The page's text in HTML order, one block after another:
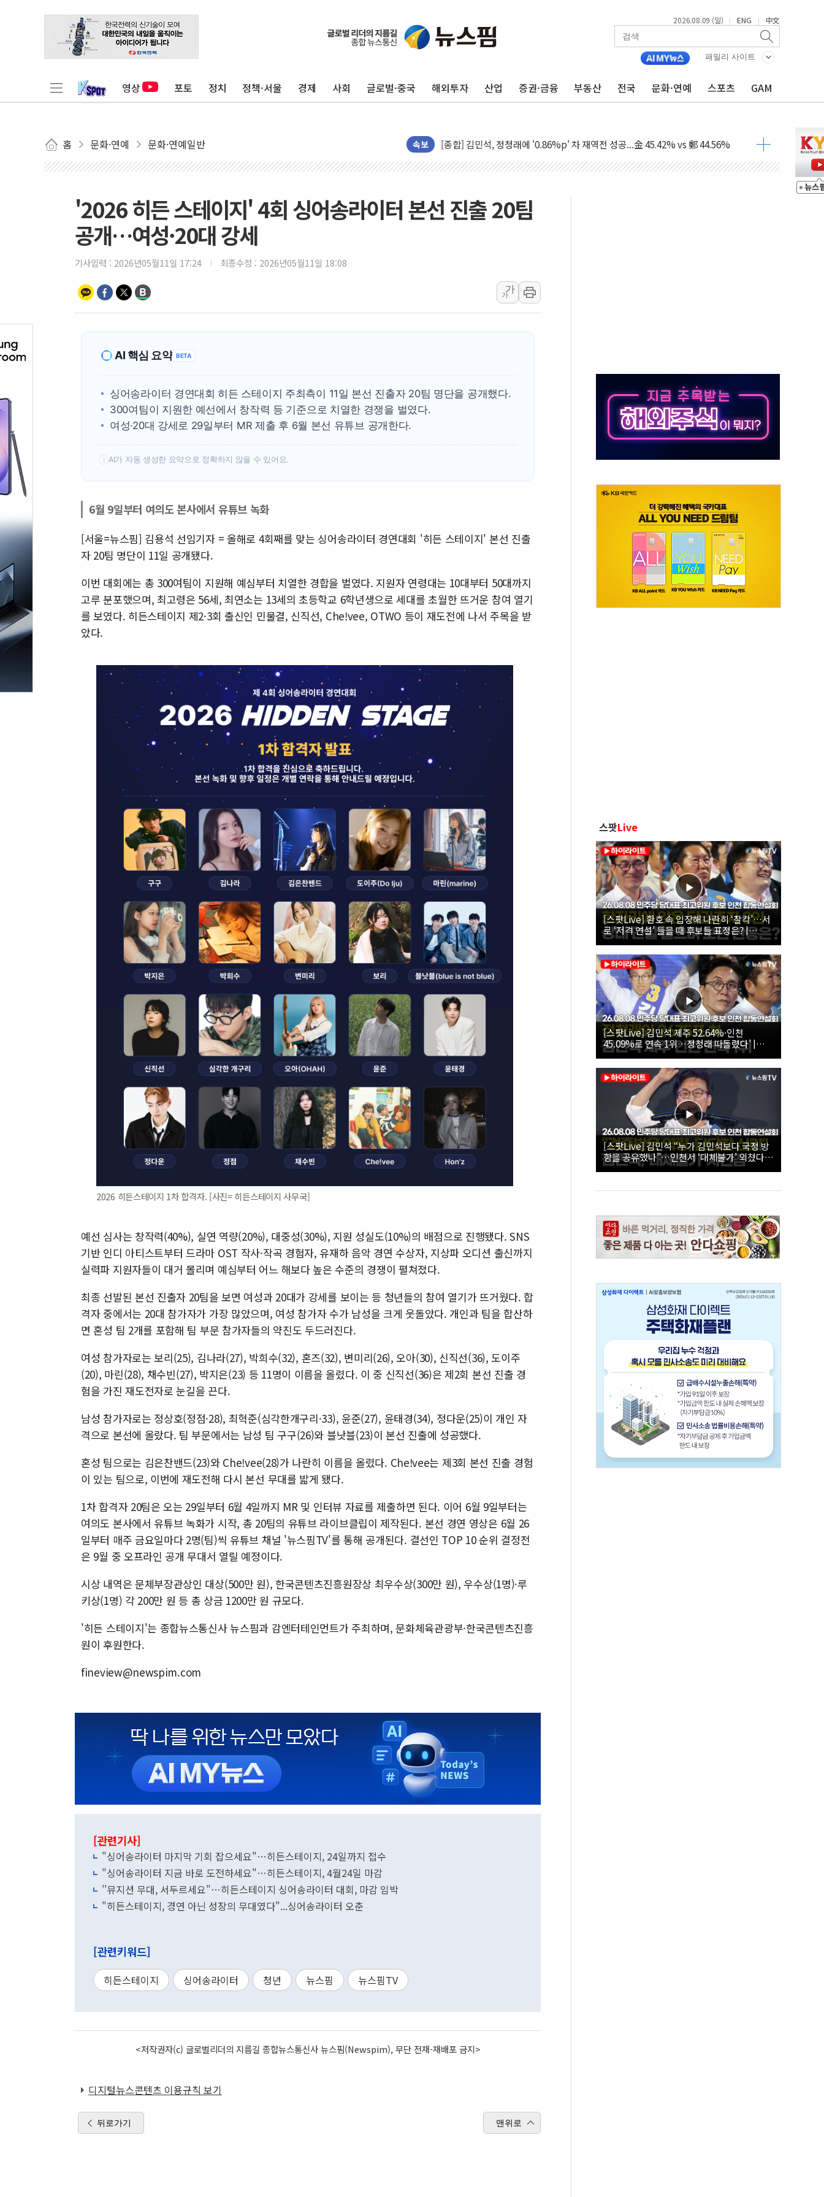
2026.08.09 (일) | ENG | 中文
패밀리 사이트
영상 포토 정치 정책·서울 경제 사회 글로벌·중국 해외투자 산업 증권·금융 부동산 전국 문화·연예 스포츠 GAM
홈 문화·연예 문화·연예일반 속보
포항시 재난예산 40억 긴급 투입…고수온 양식장 복구·지원 '총력'
울진·영덕 '호우특보'-포항 '산사태 주의보'...경북도, 호우 피해·통제구간 없어
인천 합동연설회 나선 송영길·정청래·김민석 당대표 후보
김민석, 2주차 제주·인천 경선서 정청래에 승리...47.75% vs 42.08%
[속보] 민주, 제주·인천 경선 결과 발표...김민석 47.75% 정청래 42.08%
[속보] 민주, 인천 경선 결과 발표...김민석 45.09% 정청래 43.27% 송영길 11.63%
강릉·동해·삼척 시간당 최대 50㎜ 폭우…강원 동해안 강한 비 이어져
폐기물 수거하다 참변…60대 환경미화원 수거차에 치여 사망
추미애, '위안부' 피해자 기림의 날 참석..."국제적 시민 연대로 목소리 내야"
인천 선재도 갯벌서 해루질 중 실종 60대 나흘만에 숨진 채 발견
인천서 말다툼 중 어머니 흉기 살해 10대 아들 체포
'화합' 꺼낸 김민석에 '뻔뻔' 받아친 정청래…제주 연설서 신경전 고조
'2026 히든 스테이지' 4회 싱어송라이터 본선 진출 20팀
공개…여성·20대 강세
기사입력 : 2026년05월11일 17:24 최종수정 : 2026년05월11일 18:08
가
가
AI 핵심 요약 BETA
싱어송라이터 경연대회 히든 스테이지 주최측이 11일 본선 진출자 20팀 명단을 공개했다.
300여팀이 지원한 예선에서 창작력 등 기준으로 치열한 경쟁을 벌였다.
여성·20대 강세로 29일부터 MR 제출 후 6월 본선 유튜브 공개한다.
! AI가 자동 생성한 요약으로 정확하지 않을 수 있어요.
6월 9일부터 여의도 본사에서 유튜브 녹화
[서울=뉴스핌] 김용석 선임기자 = 올해로 4회째를 맞는 싱어송라이터 경연대회 '히든 스테이지' 본선 진출
자 20팀 명단이 11일 공개됐다.
이번 대회에는 총 300여팀이 지원해 예심부터 치열한 경합을 벌였다. 지원자 연령대는 10대부터 50대까지
고루 분포했으며, 최고령은 56세, 최연소는 13세의 초등학교 6학년생으로 세대를 초월한 뜨거운 참여 열기
를 보였다. 히든스테이지 제2·3회 출신인 민물결, 신직선, Che!vee, OTWO 등이 재도전에 나서 주목을 받
았다.
2026 히든스테이지 1차 합격자. [사진= 히든스테이지 사무국]
예선 심사는 창작력(40%), 실연 역량(20%), 대중성(30%), 지원 성실도(10%)의 배점으로 진행됐다. SNS
기반 인디 아티스트부터 드라마 OST 작사·작곡 경험자, 유재하 음악 경연 수상자, 지상파 오디션 출신까지
실력파 지원자들이 대거 몰리며 예심부터 어느 해보다 높은 수준의 경쟁이 펼쳐졌다.
최종 선발된 본선 진출자 20팀을 보면 여성과 20대가 강세를 보이는 등 청년들의 참여 열기가 뜨거웠다. 합
격자 중에서는 20대 참가자가 가장 많았으며, 여성 참가자 수가 남성을 크게 웃돌았다. 개인과 팀을 합산하
면 혼성 팀 2개를 포함해 팀 부문 참가자들의 약진도 두드러진다.
여성 참가자로는 보리(25), 김나라(27), 박희수(32), 혼즈(32), 변미리(26), 오아(30), 신직선(36), 도이주
(20), 마린(28), 채수빈(27), 박지은(23) 등 11명이 이름을 올렸다. 이 중 신직선(36)은 제2회 본선 진출 경
험을 가진 재도전자로 눈길을 끈다.
남성 참가자로는 정상호(정점·28), 최혁준(심각한개구리·33), 윤준(27), 윤태경(34), 정다운(25)이 개인 자
격으로 본선에 올랐다. 팀 부문에서는 남성 팀 구구(26)와 블낫블(23)이 본선 진출에 성공했다.
혼성 팀으로는 김은찬밴드(23)와 Che!vee(28)가 나란히 이름을 올렸다. Che!vee는 제3회 본선 진출 경험
이 있는 팀으로, 이번에 재도전해 다시 본선 무대를 밟게 됐다.
1차 합격자 20팀은 오는 29일부터 6월 4일까지 MR 및 인터뷰 자료를 제출하면 된다. 이어 6월 9일부터는
여의도 본사에서 유튜브 녹화가 시작, 총 20팀의 유튜브 라이브클립이 제작된다. 본선 경연 영상은 6월 26
일부터 매주 금요일마다 2명(팀)씩 유튜브 채널 '뉴스핌TV'를 통해 공개된다. 결선인 TOP 10 순위 결정전
은 9월 중 오프라인 공개 무대서 열릴 예정이다.
시상 내역은 문체부장관상인 대상(500만 원), 한국콘텐츠진흥원장상 최우수상(300만 원), 우수상(1명)·루
키상(1명) 각 200만 원 등 총 상금 1200만 원 규모다.
'히든 스테이지'는 종합뉴스통신사 뉴스핌과 감엔터테인먼트가 주최하며, 문화체육관광부·한국콘텐츠진흥
원이 후원한다.
fineview@newspim.com
[관련기사]
"싱어송라이터 마지막 기회 잡으세요"…히든스테이지, 24일까지 접수
"싱어송라이터 지금 바로 도전하세요"…히든스테이지, 4월24일 마감
''뮤지션 무대, 서두르세요"…히든스테이지 싱어송라이터 대회, 마감 임박
"히든스테이지, 경연 아닌 성장의 무대였다"...싱어송라이터 오춘
[관련키워드]
히든스테이지 싱어송라이터 청년 뉴스핌 뉴스핌TV
<저작권자(c) 글로벌리더의 지름길 종합뉴스통신사 뉴스핌(Newspim), 무단 전재-재배포 금지>
디지털뉴스콘텐츠 이용규칙 보기
뒤로가기 맨위로
스팟Live
[스팟Live] 환호 속 입장해 나란히 ‘찰칵’…서
로 ‘저격 연설’ 들을 때 후보들 표정은? |
26.08.08 더불어민주당 당대표·최고위원 후
보 인천 합동연설회
[스팟Live] 김민석 제주 52.64%·인천
45.09%로 연속 1위…정청래 따돌렸다’ |
26.08.08 더불어민주당 당대표·최고위원 후
보 인천 합동연설회
[스팟Live] 김민석 “누가 김민석보다 국정 방
향을 공유했나”…인천서 ‘대체불가’ 외쳤다 |
26.08.08 더불어민주당 당대표·최고위원 후